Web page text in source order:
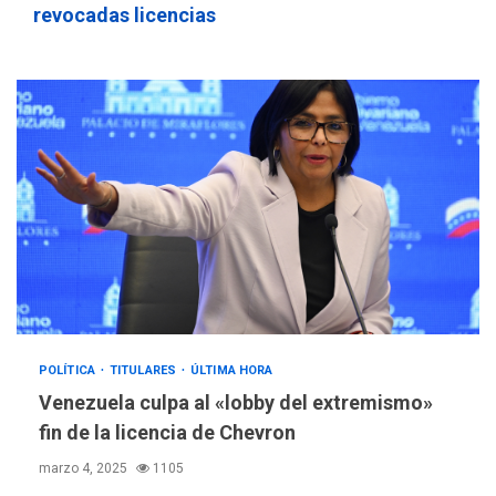
revocadas licencias
POLÍTICA TITULARES ÚLTIMA HORA
Venezuela culpa al «lobby del extremismo»
fin de la licencia de Chevron
marzo 4, 2025 1105
3
REGIONALES
Mariño fortalece capacidad
operativa con flota
vehicular de 60 unidades